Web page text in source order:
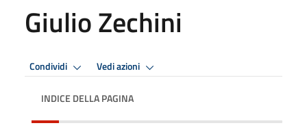
Giulio Zechini
Condividi Vedi azioni
INDICE DELLA PAGINA